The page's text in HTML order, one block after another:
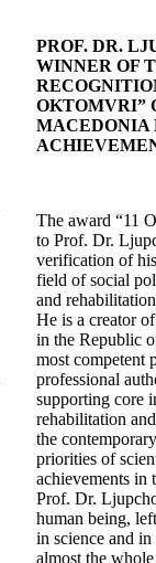
PROF. DR.
WINNER OF
OKTOMVRI”
MACEDONIA
The award “11
to Prof. Dr.
verification of
field of social
and
He is a creator
in the Republic
most competent
professional
supporting core
rehabilitation
the
priorities of
achievements in
Prof. Dr.
human being,
in science and
almost the